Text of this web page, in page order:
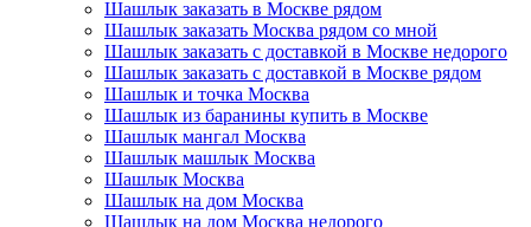
Шашлык заказать в Москве рядом
Шашлык заказать Москва рядом со мной
Шашлык заказать с доставкой в Москве недорого
Шашлык заказать с доставкой в Москве рядом
Шашлык и точка Москва
Шашлык из баранины купить в Москве
Шашлык мангал Москва
Шашлык машлык Москва
Шашлык Москва
Шашлык на дом Москва
Шашлык на дом Москва недорого